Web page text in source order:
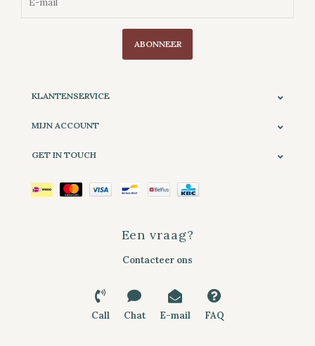
ABONNEER
KLANTENSERVICE
MIJN ACCOUNT
GET IN TOUCH
Een vraag?
Contacteer ons
Call Chat E-mail FAQ